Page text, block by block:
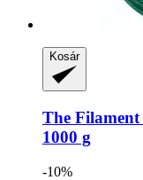
Kosár
The Filament
1000 g
-10%